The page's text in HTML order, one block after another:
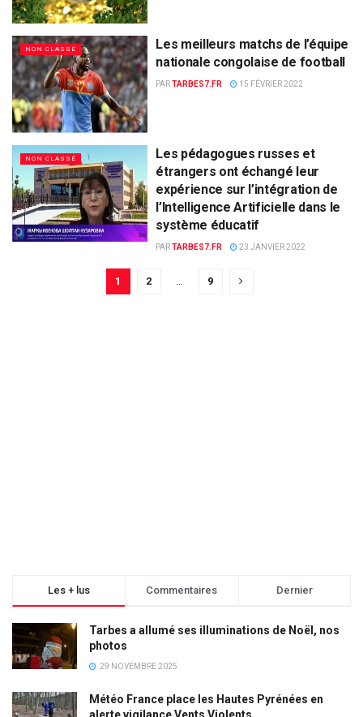
NON CLASSÉ
Les meilleurs matchs de l’équipe
nationale congolaise de football
PARTARBES7.FR 15 FÉVRIER 2022
NON CLASSÉ
Les pédagogues russes et
étrangers ont échangé leur
expérience sur l’intégration de
l’Intelligence Artificielle dans le
système éducatif
PARTARBES7.FR 23 JANVIER 2022
1 2 9
Les + lus Commentaires Dernier
Tarbes a allumé ses illuminations de Noël, nos
photos
29 NOVEMBRE 2025
Météo France place les Hautes Pyrénées en
alerte vigilance Vents Violents